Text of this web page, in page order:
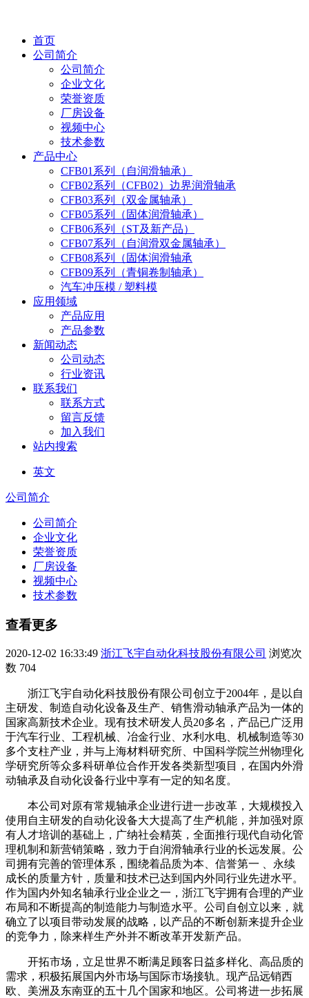
首页
公司简介
公司简介
企业文化
荣誉资质
厂房设备
视频中心
技术参数
产品中心
CFB01系列（自润滑轴承）
CFB02系列（CFB02）边界润滑轴承
CFB03系列（双金属轴承）
CFB05系列（固体润滑轴承）
CFB06系列（ST及新产品）
CFB07系列（自润滑双金属轴承）
CFB08系列（固体润滑轴承
CFB09系列（青铜卷制轴承）
汽车冲压模 / 塑料模
应用领域
产品应用
产品参数
新闻动态
公司动态
行业资讯
联系我们
联系方式
留言反馈
加入我们
站内搜索
英文
公司简介
公司简介
企业文化
荣誉资质
厂房设备
视频中心
技术参数
查看更多
2020-12-02 16:33:49 浙江飞宇自动化科技股份有限公司 浏览次
数 704
浙江飞宇自动化科技股份有限公司创立于2004年，是以自
主研发、制造自动化设备及生产、销售滑动轴承产品为一体的
国家高新技术企业。现有技术研发人员20多名，产品已广泛用
于汽车行业、工程机械、冶金行业、水利水电、机械制造等30
多个支柱产业，并与上海材料研究所、中国科学院兰州物理化
学研究所等众多科研单位合作开发各类新型项目，在国内外滑
动轴承及自动化设备行业中享有一定的知名度。
本公司对原有常规轴承企业进行进一步改革，大规模投入
使用自主研发的自动化设备大大提高了生产机能，并加强对原
有人才培训的基础上，广纳社会精英，全面推行现代自动化管
理机制和新营销策略，致力于自润滑轴承行业的长远发展。公
司拥有完善的管理体系，围绕着品质为本、信誉第一 、永续
成长的质量方针，质量和技术已达到国内外同行业先进水平。
作为国内外知名轴承行业企业之一，浙江飞宇拥有合理的产业
布局和不断提高的制造能力与制造水平。公司自创立以来，就
确立了以项目带动发展的战略，以产品的不断创新来提升企业
的竞争力，除来样生产外并不断改革开发新产品。
开拓市场，立足世界不断满足顾客日益多样化、高品质的
需求，积极拓展国内外市场与国际市场接轨。现产品远销西
欧、美洲及东南亚的五十几个国家和地区。公司将进一步拓展